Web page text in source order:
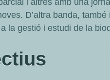
i altres amb una
D’altra banda,
la gestió i estudi de la